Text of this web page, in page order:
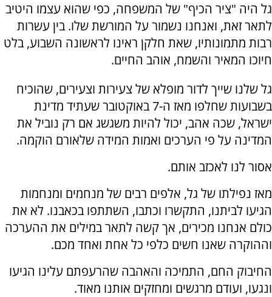
גל היה "ציר הכיף" של המשפחה, כפי שהוא עצמו היטיב
לתאר זאת, ואנחנו נשמור על המורשת שלו. בין עשרות
רבות מתמונותיו, שאת חלקן ראינו לראשונה השבוע, בלט
חיוכו המאיר והשמח, אוהב החיים.
גל שלנו שייך לדור מופלא של צעירות וצעירים, שהוכיח
בשבועות שחלפו מאז ה-7 באוקטובר שעתיד מדינת
ישראל, שכה אהב, יכול להיות משגשג אם רק נוביל את
המדינה על פי הערכים ואמות המידה שלאורם הוקמה.
אסור לנו לאכזב אותם.
מאז נפילתו של גל, אלפים רבים של מנחמים ומנחמות
הגיעו לביתנו, התקשרו וכתבו, השתתפו בכאבנו. לא את
כולם אנחנו מכירים, אך קשה לתאר במילים את ההערכה
וההוקרה שאנו חשים כלפי כל אחת ואחד מכם.
החיבוק החם, התמיכה והאהבה שהרעפתם עלינו הגיעו
ונגעו, ועודם מרגשים ומחזקים אותנו מאוד.